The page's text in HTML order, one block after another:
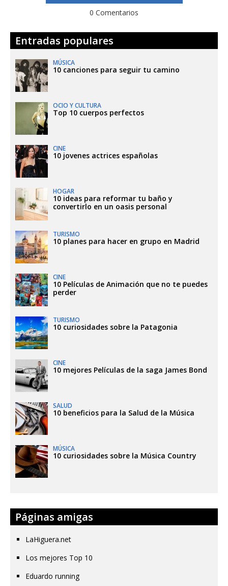
0 Comentarios
Entradas populares
MÚSICA
10 canciones para seguir tu camino
OCIO Y CULTURA
Top 10 cuerpos perfectos
CINE
10 jovenes actrices españolas
HOGAR
10 ideas para reformar tu baño y
convertirlo en un oasis personal
TURISMO
10 planes para hacer en grupo en Madrid
CINE
10 Películas de Animación que no te puedes
perder
TURISMO
10 curiosidades sobre la Patagonia
CINE
10 mejores Películas de la saga James Bond
SALUD
10 beneficios para la Salud de la Música
MÚSICA
10 curiosidades sobre la Música Country
Páginas amigas
LaHiguera.net
Los mejores Top 10
Eduardo running